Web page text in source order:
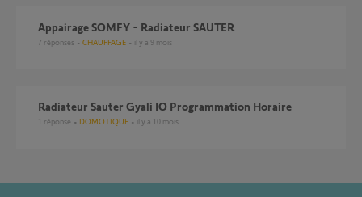
Appairage SOMFY - Radiateur SAUTER
7 réponses CHAUFFAGE il y a 9 mois
Radiateur Sauter Gyali IO Programmation Horaire
1 réponse DOMOTIQUE il y a 10 mois